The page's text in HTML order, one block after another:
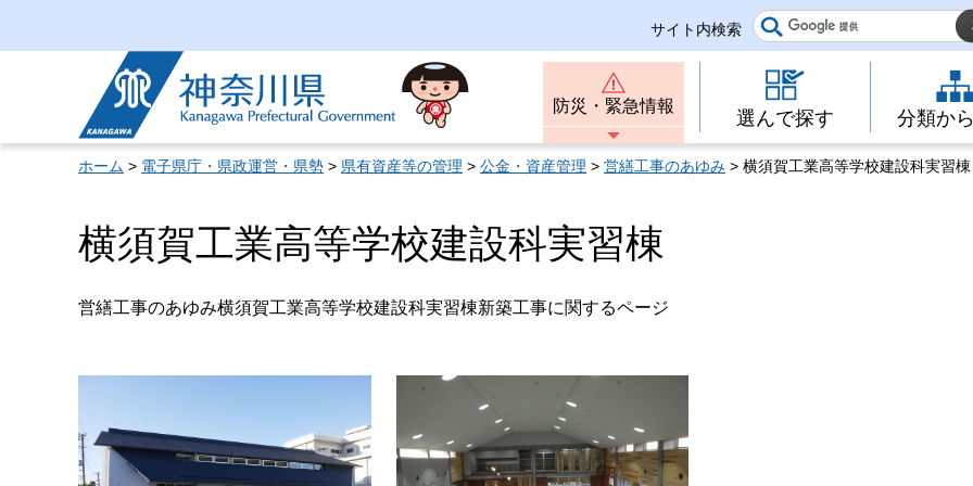
サイト内検索
神奈川県
防災・緊急情報
選んで探す 分類か
ホーム > 電子県庁・県政運営・県勢 > 県有資産等の管理 > 公金・資産管理 > 営繕工事のあゆみ > 横須賀工業高等学校建設科実習棟
横須賀工業高等学校建設科実習棟
営繕工事のあゆみ横須賀工業高等学校建設科実習棟新築工事に関するページ